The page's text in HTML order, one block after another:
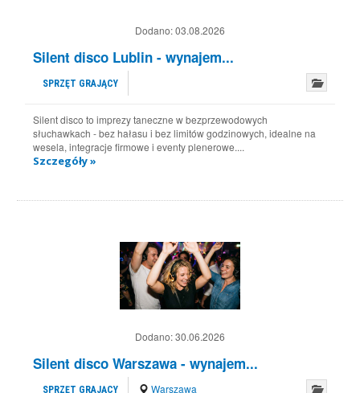
Dodano:03.08.2026
Silent disco Lublin - wynajem...
SPRZĘT GRAJĄCY
Silent disco to imprezy taneczne w bezprzewodowych
słuchawkach - bez hałasu i bez limitów godzinowych, idealne na
wesela, integracje firmowe i eventy plenerowe....
Szczegóły »
Dodano:30.06.2026
Silent disco Warszawa - wynajem...
SPRZĘT GRAJĄCY Warszawa